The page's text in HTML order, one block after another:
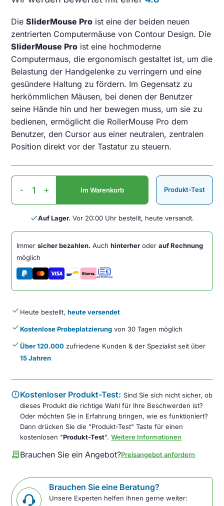
DieSliderMouse Pro ist eine der beiden neuen
zentrierten Computermäuse von Contour Design. Die
SliderMouse Pro ist eine hochmoderne
Computermaus, die ergonomisch gestaltet ist, um die
Belastung der Handgelenke zu verringern und eine
gesündere Haltung zu fördern. Im Gegensatz zu
herkömmlichen Mäusen, bei denen der Benutzer
seine Hände hin und her bewegen muss, um sie zu
bedienen, ermöglicht die RollerMouse Pro dem
Benutzer, den Cursor aus einer neutralen, zentralen
Position direkt vor der Tastatur zu steuern.
Contour
SliderMouse
Pro
Schwarz
Kabel
Menge
- + Im Warenkorb Produkt-Test
doneAuf Lager. Vor 20:00 Uhr bestellt, heute versandt.
Immersicher bezahlen. Auchhinterher oderauf Rechnung
möglich
done Heute bestellt,heute versendet
doneKostenlose Probeplatzierung von 30 Tagen möglich
doneÜber 120.000 zufriedene Kunden & der Spezialist seit über
15 Jahren
errorKostenloser Produkt-Test: Sind Sie sich nicht sicher, ob
dieses Produkt die richtige Wahl für Ihre Beschwerden ist?
Oder möchten Sie in Erfahrung bringen, wie es funktioniert?
Dann drücken Sie die "Produkt-Test" Taste für einen
kostenlosen "Produkt-Test".Weitere Informationen
contractBrauchen Sie ein Angebot?Preisangebot anfordern
Brauchen Sie eine Beratung?
Unsere Experten helfen Ihnen gerne weiter: